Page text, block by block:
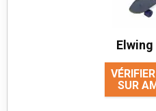
Elwing
SUR